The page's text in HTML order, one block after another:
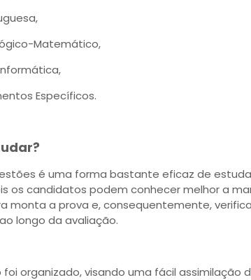
Matemático,
Específicos.
é uma forma bastante eficaz de
os candidatos podem conhecer melhor a
monta a prova e, consequentemente,
longo da avaliação.
organizado, visando uma fácil assimilação